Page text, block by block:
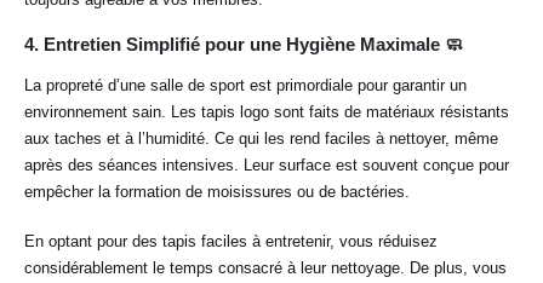
4. Entretien Simplifié pour une Hygiène Maximale 🧼
La propreté d’une salle de sport est primordiale pour garantir un
environnement sain. Les tapis logo sont faits de matériaux résistants
aux taches et à l’humidité. Ce qui les rend faciles à nettoyer, même
après des séances intensives. Leur surface est souvent conçue pour
empêcher la formation de moisissures ou de bactéries.
En optant pour des tapis faciles à entretenir, vous réduisez
considérablement le temps consacré à leur nettoyage. De plus, vous